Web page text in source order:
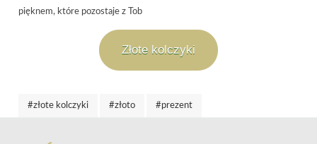
pięknem, które pozostaje z Tob
Złote kolczyki
#złote kolczyki #złoto #prezent